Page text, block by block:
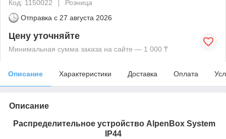
Код: 1150022
Розница
Отправка с 27 августа 2026
Цену уточняйте
Минимальная сумма заказа на сайте — 1 000 ₸
Описание Характеристики Доставка Оплата
Описание
Распределительное устройство AlpenBox System
IP44